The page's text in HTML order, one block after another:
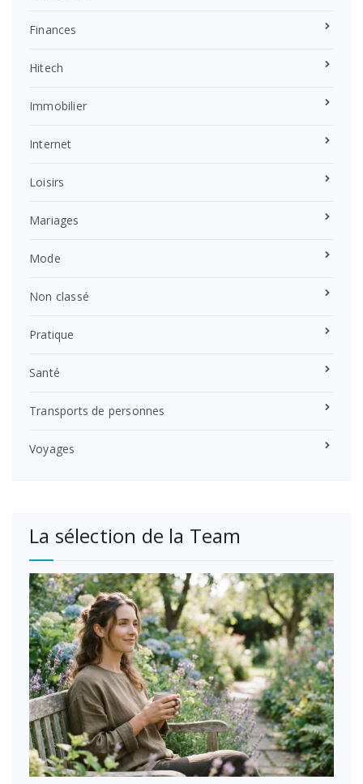
Finances
Hitech
Immobilier
Internet
Loisirs
Mariages
Mode
Non classé
Pratique
Santé
Transports de personnes
Voyages
La sélection de la Team